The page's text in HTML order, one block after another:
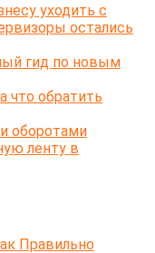
уходить с
остались
гид по новым
что обратить
оборотами
ленту в
Правильно